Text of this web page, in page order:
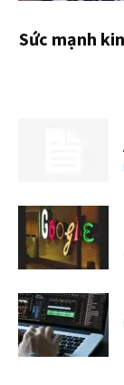
Sức mạnh